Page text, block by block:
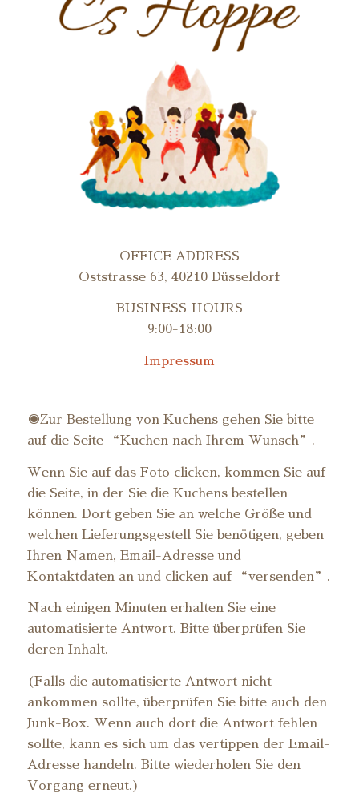
OFFICE ADDRESS
Oststrasse 63, 40210 Düsseldorf
BUSINESS HOURS
9:00-18:00
Impressum
◉Zur Bestellung von Kuchens gehen Sie bitte
auf die Seite “Kuchen nach Ihrem Wunsch”.
Wenn Sie auf das Foto clicken, kommen Sie auf
die Seite, in der Sie die Kuchens bestellen
können. Dort geben Sie an welche Größe und
welchen Lieferungsgestell Sie benötigen, geben
Ihren Namen, Email-Adresse und
Kontaktdaten an und clicken auf “versenden”.
Nach einigen Minuten erhalten Sie eine
automatisierte Antwort. Bitte überprüfen Sie
deren Inhalt.
(Falls die automatisierte Antwort nicht
ankommen sollte, überprüfen Sie bitte auch den
Junk-Box. Wenn auch dort die Antwort fehlen
sollte, kann es sich um das vertippen der Email-
Adresse handeln. Bitte wiederholen Sie den
Vorgang erneut.)